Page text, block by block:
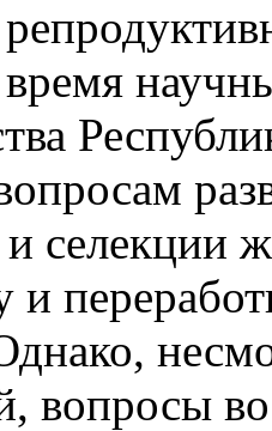
селекции
и
вопросы